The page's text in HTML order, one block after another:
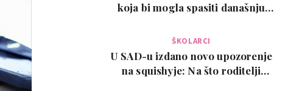
koja bi mogla spasiti današnju
ŠKOLARCI
U SAD-u izdano novo upozorenje
na squishyje: Na što roditelji